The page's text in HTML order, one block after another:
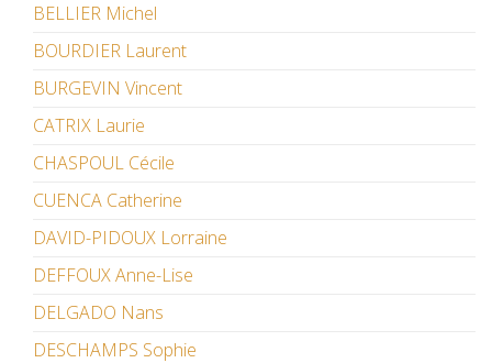
BELLIER Michel
BOURDIER Laurent
BURGEVIN Vincent
CATRIX Laurie
CHASPOUL Cécile
CUENCA Catherine
DAVID-PIDOUX Lorraine
DEFFOUX Anne-Lise
DELGADO Nans
DESCHAMPS Sophie